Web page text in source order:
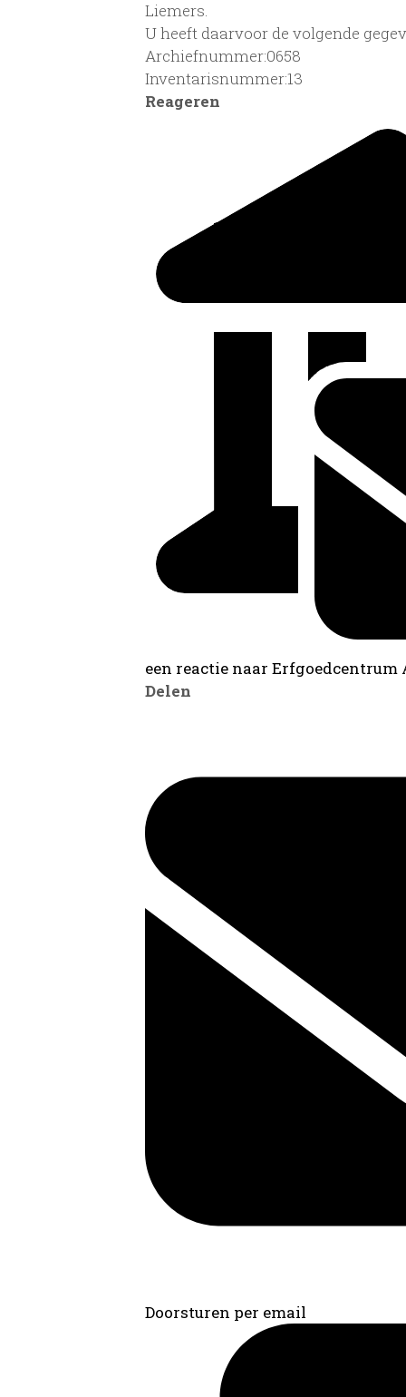
Liemers.
U heeft daarvoor de volgende
Archiefnummer:0658
Inventarisnummer:13
Reageren
een reactie naar
Delen
Doorsturen per email